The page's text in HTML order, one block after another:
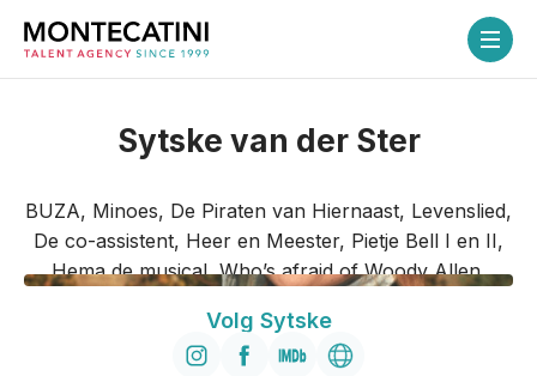
Talenten
Over ons
Sytske van der Ster
BUZA, Minoes, De Piraten van Hiernaast, Levenslied,
De co-assistent, Heer en Meester, Pietje Bell I en II,
Hema de musical, Who’s afraid of Woody Allen.
Volg Sytske